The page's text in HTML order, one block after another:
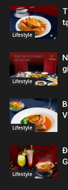
Lifestyle
Lifestyle
Lifestyle
Lifestyle